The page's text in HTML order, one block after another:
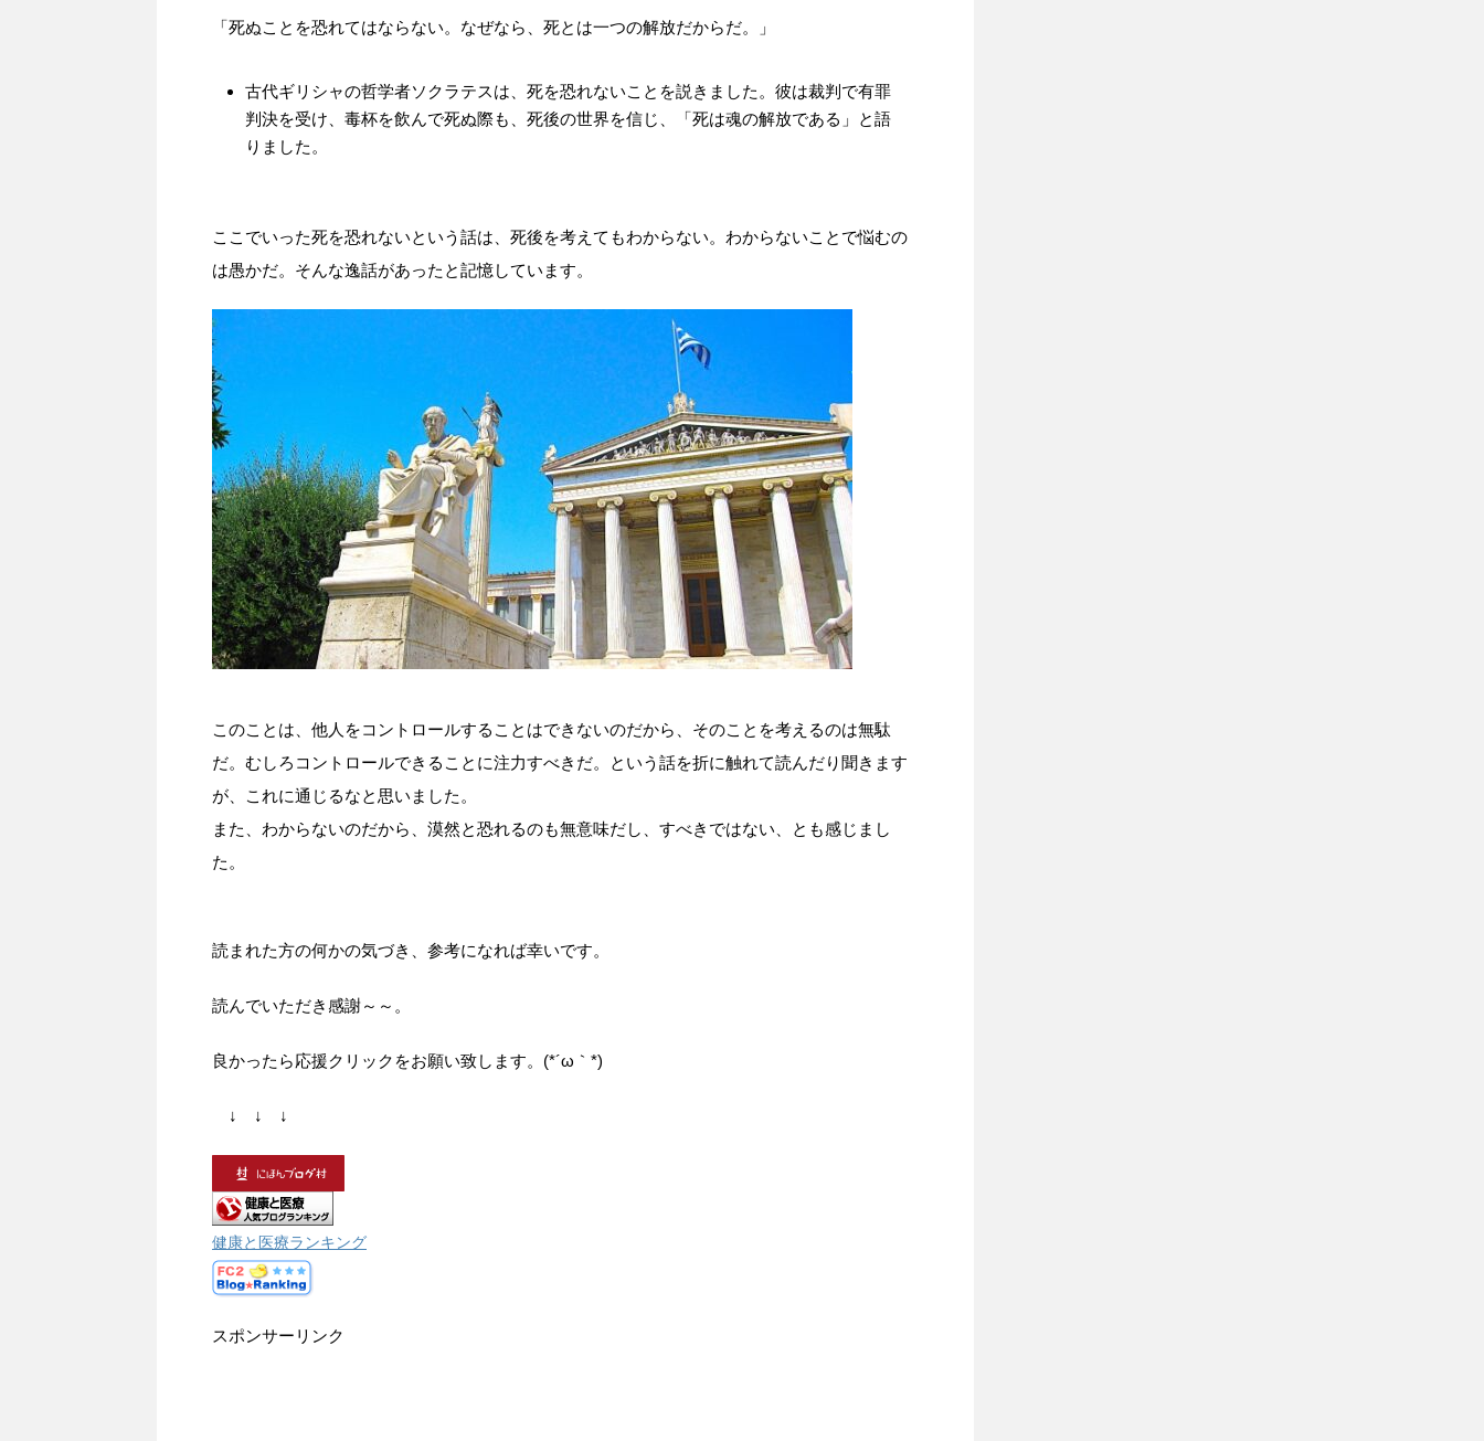
「死ぬことを恐れてはならない。なぜなら、死とは一つの解放だからだ。」
古代ギリシャの哲学者ソクラテスは、死を恐れないことを説きました。彼は裁判で有罪
判決を受け、毒杯を飲んで死ぬ際も、死後の世界を信じ、「死は魂の解放である」と語
りました。
ここでいった死を恐れないという話は、死後を考えてもわからない。わからないことで悩むの
は愚かだ。そんな逸話があったと記憶しています。
このことは、他人をコントロールすることはできないのだから、そのことを考えるのは無駄
だ。むしろコントロールできることに注力すべきだ。という話を折に触れて読んだり聞きます
が、これに通じるなと思いました。
また、わからないのだから、漠然と恐れるのも無意味だし、すべきではない、とも感じまし
た。
読まれた方の何かの気づき、参考になれば幸いです。
読んでいただき感謝～～。
良かったら応援クリックをお願い致します。(*´ω｀*)
↓ ↓ ↓
健康と医療ランキング
スポンサーリンク